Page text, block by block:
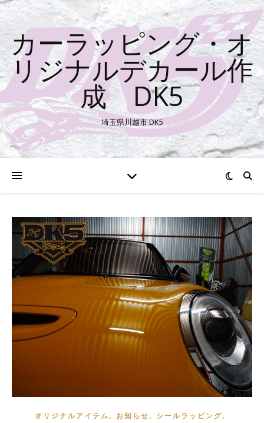
カーラッピング・オ
リジナルデカール作
成 DK5
埼玉県川越市 DK5
オリジナルアイテム, お知らせ, シールラッピング,